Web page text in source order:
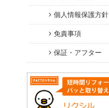
個人情報保護方針
免責事項
保証・アフター